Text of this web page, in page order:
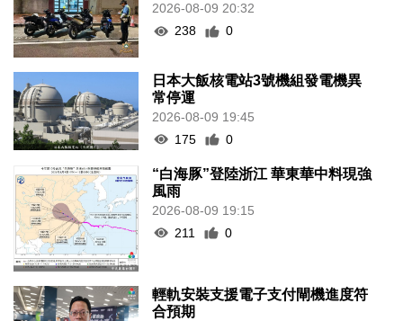
2026-08-09 20:32
238
0
日本大飯核電站3號機組發電機異
常停運
2026-08-09 19:45
175
0
“白海豚”登陸浙江 華東華中料現強
風雨
2026-08-09 19:15
211
0
輕軌安裝支援電子支付閘機進度符
合預期